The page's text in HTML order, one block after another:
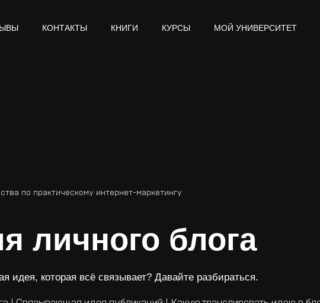
КОНТАКТЫ КНИГИ КУРСЫ МОЙ УНИВЕРСИТЕТ
по практическому интернет-маркетингу
личного блога
которая всё связывает? Давайте разбираться.